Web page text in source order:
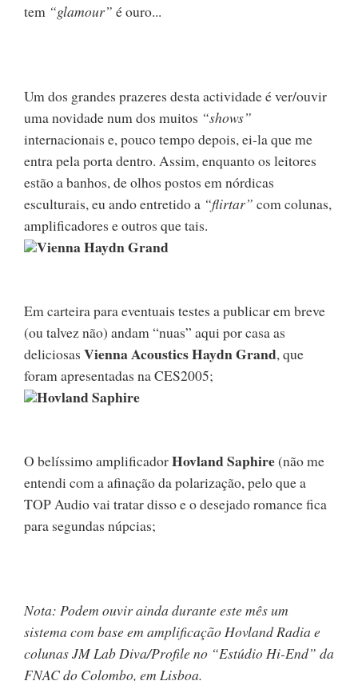
tem “glamour” é ouro...
Um dos grandes prazeres desta actividade é ver/ouvir
uma novidade num dos muitos “shows”
internacionais e, pouco tempo depois, ei-la que me
entra pela porta dentro. Assim, enquanto os leitores
estão a banhos, de olhos postos em nórdicas
esculturais, eu ando entretido a “flirtar” com colunas,
amplificadores e outros que tais.
Vienna Haydn Grand
Em carteira para eventuais testes a publicar em breve
(ou talvez não) andam “nuas” aqui por casa as
deliciosas Vienna Acoustics Haydn Grand, que
foram apresentadas na CES2005;
Hovland Saphire
O belíssimo amplificadorHovland Saphire(não me
entendi com a afinação da polarização, pelo que a
TOP Audio vai tratar disso e o desejado romance fica
para segundas núpcias;
Nota: Podem ouvir ainda durante este mês um
sistema com base em amplificação Hovland Radia e
colunas JM Lab Diva/Profile no “Estúdio Hi-End” da
FNAC do Colombo, em Lisboa.